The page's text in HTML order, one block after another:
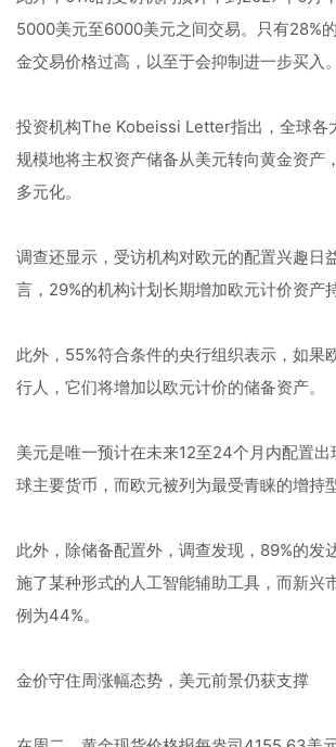
5000美元至6000美元之间交易。只有28%
金交易价格过高，以至于会抑制进一步买入。
投资机构The Kobeissi Letter指出，全球各
规模地将主权资产储备从美元转向黄金资产
多元化。
调查还显示，受访机构对欧元的配置兴趣日
言，29%的机构计划长期增加欧元计价资产持
此外，55%符合条件的央行组织表示，如果
行人，它们将增加以欧元计价的储备资产。
美元是唯一预计在未来12至24个月内配置出
球主要货币，而欧元被列为最受青睐的增持
此外，除储备配置外，调查发现，89%的发
施了某种形式的人工智能辅助工具，而新兴
例为44%。
金价守住周涨幅态势，美元前景仍获支撑